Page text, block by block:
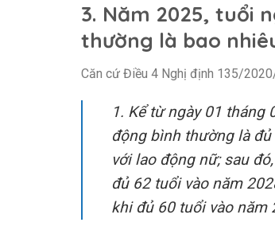
3. Năm 2025, tuổi
thường là bao
Căn cứ Điều 4 Nghị định 135/
1. Kể từ ngày 01
động bình thường là
với lao động nữ; sau
đủ 62 tuổi vào năm
khi đủ 60 tuổi vào năm